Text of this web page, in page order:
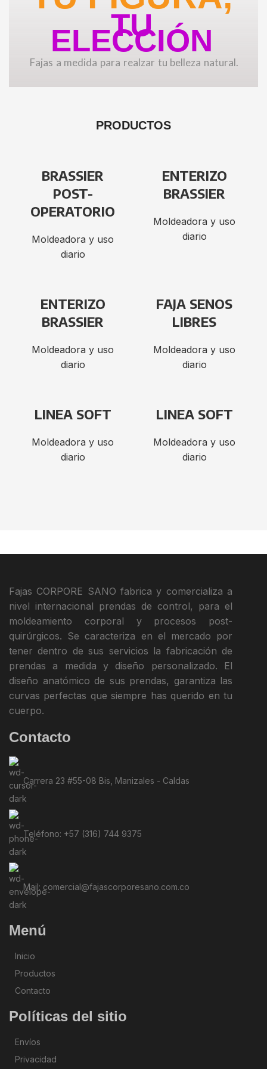
TU
ELECCIÓN
Fajas a medida para realzar tu belleza natural.
PRODUCTOS
BRASSIER
POST-
OPERATORIO
Moldeadora y uso
diario
ENTERIZO
BRASSIER
Moldeadora y uso
diario
ENTERIZO
BRASSIER
Moldeadora y uso
diario
FAJA SENOS
LIBRES
Moldeadora y uso
diario
LINEA SOFT
Moldeadora y uso
diario
LINEA SOFT
Moldeadora y uso
diario
Fajas CORPORE SANO fabrica y comercializa a
nivel internacional prendas de control, para el
moldeamiento corporal y procesos post-
quirúrgicos. Se caracteriza en el mercado por
tener dentro de sus servicios la fabricación de
prendas a medida y diseño personalizado. El
diseño anatómico de sus prendas, garantiza las
curvas perfectas que siempre has querido en tu
cuerpo.
Contacto
Carrera 23 #55-08 Bis, Manizales - Caldas
Teléfono: +57 (316) 744 9375
Mail: comercial@fajascorporesano.com.co
Menú
Inicio
Productos
Contacto
Políticas del sitio
Envíos
Privacidad